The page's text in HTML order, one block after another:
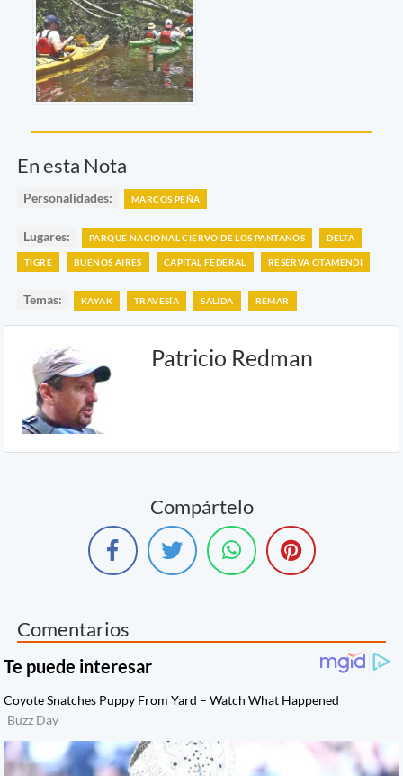
En esta Nota
Personalidades: MARCOS PEÑA
Lugares: PARQUE NACIONAL CIERVO DE LOS PANTANOS DELTA
TIGRE BUENOS AIRES CAPITAL FEDERAL RESERVA OTAMENDI
Temas: KAYAK TRAVESÍA SALIDA REMAR
Patricio Redman
Compártelo
Comentarios